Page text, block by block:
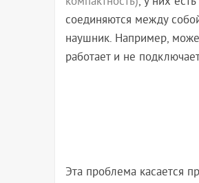
соединяются между
наушник. Например,
работает и не
Эта проблема касается